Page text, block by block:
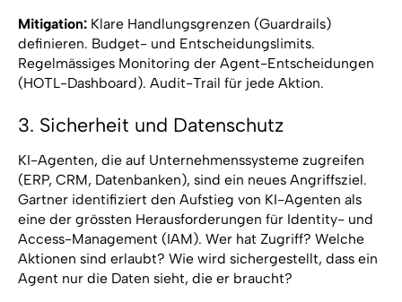
Mitigation:Klare Handlungsgrenzen (Guardrails)
definieren. Budget- und Entscheidungslimits.
Regelmässiges Monitoring der Agent-Entscheidungen
(HOTL-Dashboard). Audit-Trail für jede Aktion.
3. Sicherheit und Datenschutz
KI-Agenten, die auf Unternehmenssysteme zugreifen
(ERP, CRM, Datenbanken), sind ein neues Angriffsziel.
Gartner identifiziert den Aufstieg von KI-Agenten als
eine der grössten Herausforderungen für Identity- und
Access-Management (IAM). Wer hat Zugriff? Welche
Aktionen sind erlaubt? Wie wird sichergestellt, dass ein
Agent nur die Daten sieht, die er braucht?